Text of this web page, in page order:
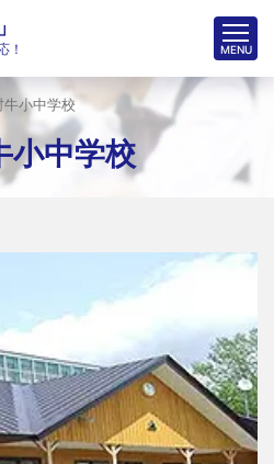
！
牛小中学校
小中学校